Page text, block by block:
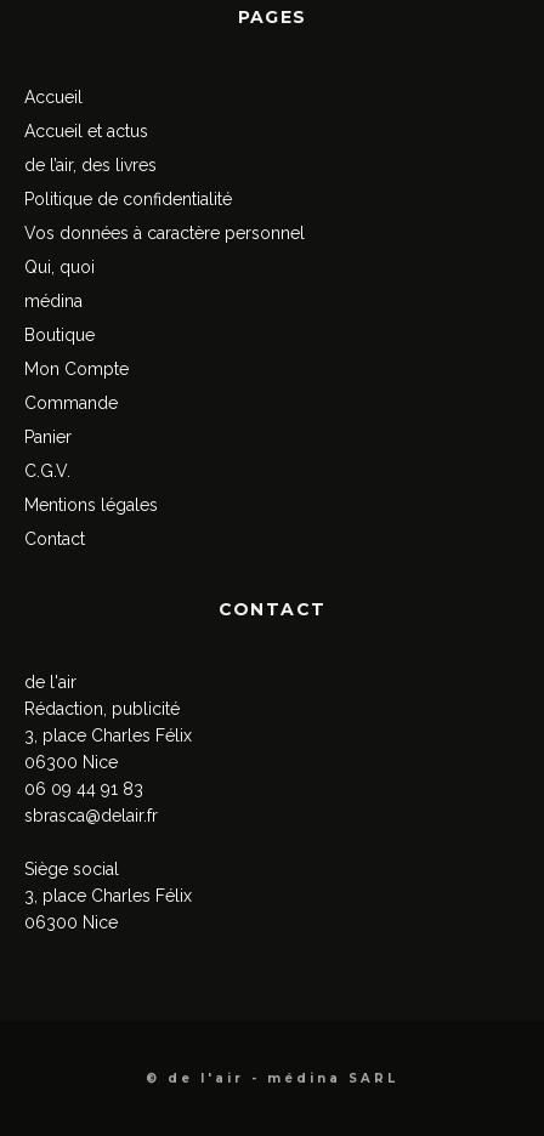
PAGES
Accueil
Accueil et actus
de l’air, des livres
Politique de confidentialité
Vos données à caractère personnel
Qui, quoi
médina
Boutique
Mon Compte
Commande
Panier
C.G.V.
Mentions légales
Contact
CONTACT
de l'air
Rédaction, publicité
3, place Charles Félix
06300 Nice
06 09 44 91 83
sbrasca@delair.fr
Siège social
3, place Charles Félix
06300 Nice
© de l'air - médina SARL